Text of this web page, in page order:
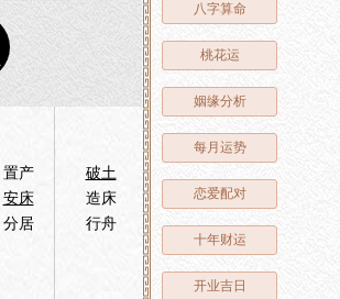
八字算命
桃花运
姻缘分析
每月运势
恋爱配对
十年财运
开业吉日
置产
破土
安床
造床
分居
行舟